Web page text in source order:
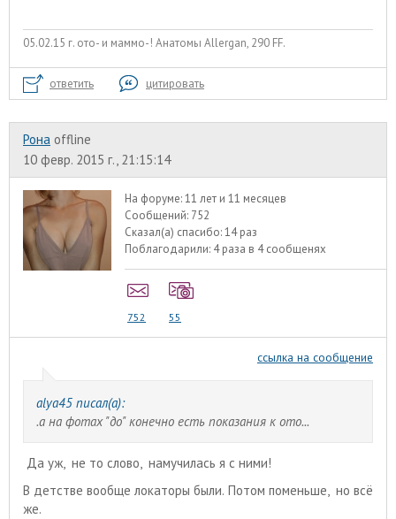
05.02.15 г. ото- и маммо-! Анатомы Allergan, 290 FF.
ответить цитировать
Рона offline
10 февр. 2015 г., 21:15:14
На форуме:11 лет и 11 месяцев
Сообщений: 752
Сказал(а) спасибо:14 раз
Поблагодарили: 4 раза в 4 сообщенях
752 55
ссылка на сообщение
alyа45 писал(а):
.а на фотах "до" конечно есть показания к ото...
Да уж, не то слово, намучилась я с ними!
В детстве вообще локаторы были. Потом поменьше, но всё
же.